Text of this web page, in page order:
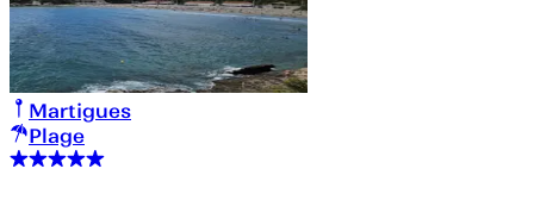
Martigues
Plage